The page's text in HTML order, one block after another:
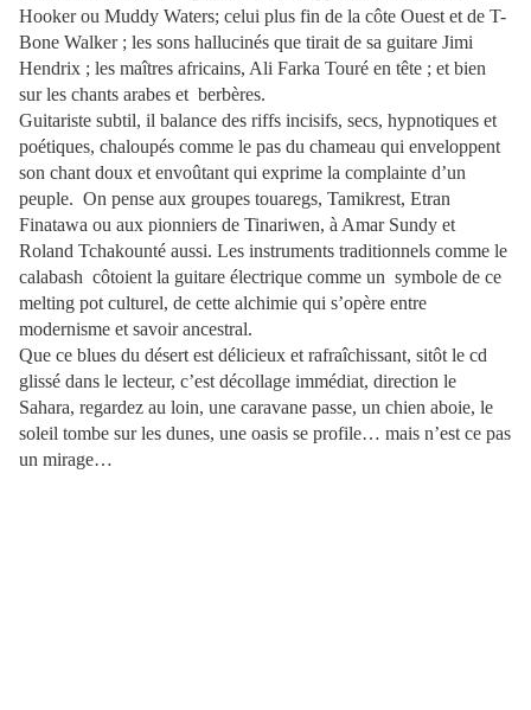
Hooker ou Muddy Waters; celui plus fin de la côte Ouest et de T-
Bone Walker ; les sons hallucinés que tirait de sa guitare Jimi
Hendrix ; les maîtres africains, Ali Farka Touré en tête ; et bien
sur les chants arabes et berbères.
Guitariste subtil, il balance des riffs incisifs, secs, hypnotiques et
poétiques, chaloupés comme le pas du chameau qui enveloppent
son chant doux et envoûtant qui exprime la complainte d’un
peuple. On pense aux groupes touaregs, Tamikrest, Etran
Finatawa ou aux pionniers de Tinariwen, à Amar Sundy et
Roland Tchakounté aussi. Les instruments traditionnels comme le
calabash côtoient la guitare électrique comme un symbole de ce
melting pot culturel, de cette alchimie qui s’opère entre
modernisme et savoir ancestral.
Que ce blues du désert est délicieux et rafraîchissant, sitôt le cd
glissé dans le lecteur, c’est décollage immédiat, direction le
Sahara, regardez au loin, une caravane passe, un chien aboie, le
soleil tombe sur les dunes, une oasis se profile… mais n’est ce pas
un mirage…